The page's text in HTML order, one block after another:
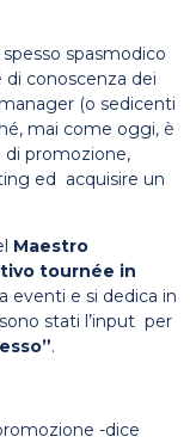
spesso spasmodico
di conoscenza dei
(o sedicenti
mai come oggi, è
promozione,
ed acquisire un
Maestro
tournée in
eventi e si dedica in
stati l’input per
.
-dice